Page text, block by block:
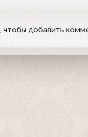
, чтобы добавить